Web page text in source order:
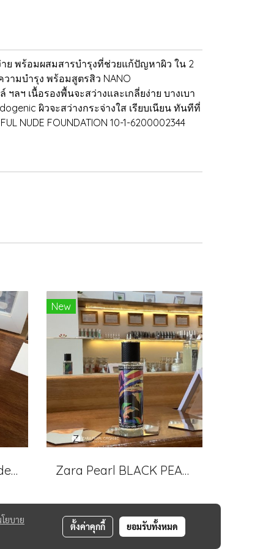
าย พร้อมผสมสารบำรุงที่ช่วยแก้ปัญหาผิว ใน 2
วามบำรุง พร้อมสูตรสิว NANO
ฯลฯ เนื้อรองพื้นจะสว่างและเกลี่ยง่าย บางเบา
ผิวจะสว่างกระจ่างใส เรียบเนียน ทันทีที่
NUDE FOUNDATION 10-1-6200002344
Cushion Youthful Nude 01 ปรับผิวเรียบเนียน สว่างใส ลดจุดด่างดำ(copy)
New
Zara Pearl BLACK PEARL Perfume
ยบาย
ตั้งค่าคุกกี้ ยอมรับทั้งหมด